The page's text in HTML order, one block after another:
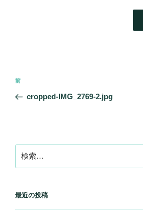
投
ナ
ー
シ
前
の
前
cropped-IMG_2769-2.jpg
索:
最近の投稿